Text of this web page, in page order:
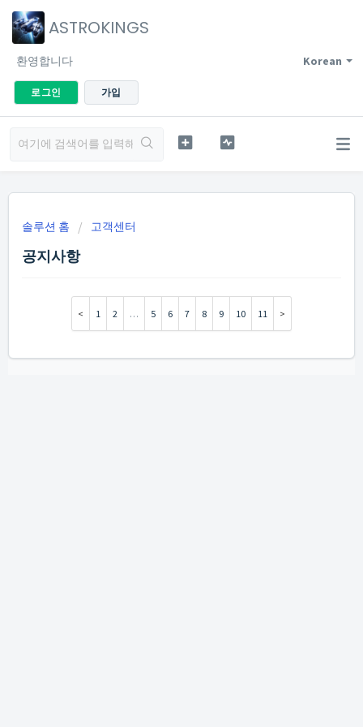
ASTROKINGS
Korean
환영합니다
로그인 가입
솔루션 홈 고객센터
공지사항
1 2 … 5 6 7 8 9 10 11